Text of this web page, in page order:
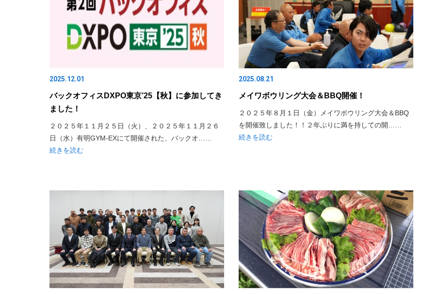
2025.12.01
バックオフィスDXPO東京’25【秋】に参加してき
ました！
２０２５年１１月２５日（火）、２０２５年１１月２６
日（水）有明GYM-EXにて開催された、バックオ……
続きを読む
2025.08.21
メイワボウリング大会＆BBQ開催！
２０２５年８月１日（金）メイワボウリング大会＆BBQ
を開催致しました！！２年ぶりに満を持しての開……
続きを読む